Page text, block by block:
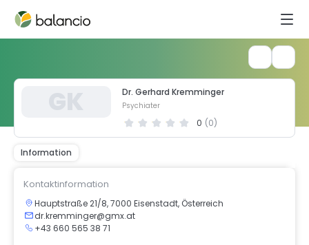
Dr. Gerhard Kremminger
Psychiater
0 (0)
Information
Kontaktinformation
Hauptstraße 21/8, 7000 Eisenstadt, Österreich
dr.kremminger@gmx.at
+43 660 565 38 71